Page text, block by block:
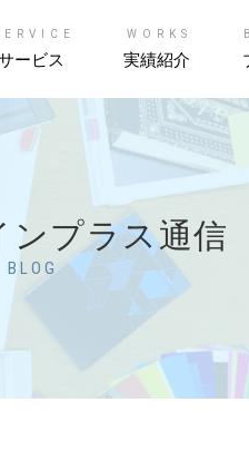
ービス
WORKS
実績紹介
ンプラス通信
BLOG